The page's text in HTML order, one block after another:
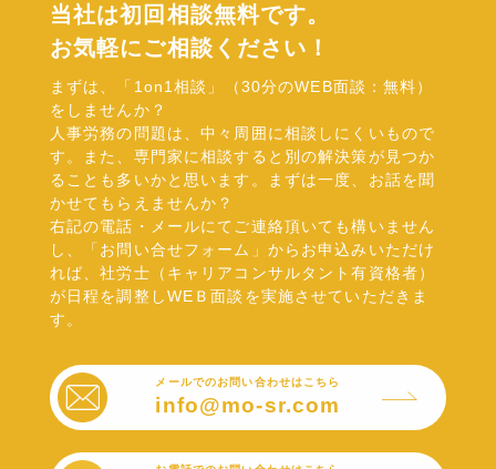
当社は初回相談無料です。
お気軽にご相談ください！
まずは、「1on1相談」（30分のWEB面談：無料）
をしませんか？
人事労務の問題は、中々周囲に相談しにくいもので
す。また、専門家に相談すると別の解決策が見つか
ることも多いかと思います。まずは一度、お話を聞
かせてもらえませんか？
右記の電話・メールにてご連絡頂いても構いません
し、「お問い合せフォーム」からお申込みいただけ
れば、社労士（キャリアコンサルタント有資格者）
が日程を調整しWEＢ面談を実施させていただきま
す。
メールでのお問い合わせはこちら
info@mo-sr.com